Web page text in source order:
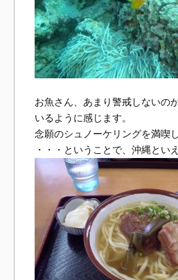
お魚さん、あまり警戒しないの
いるように感じます。
念願のシュノーケリングを満喫
・・・ということで、沖縄とい